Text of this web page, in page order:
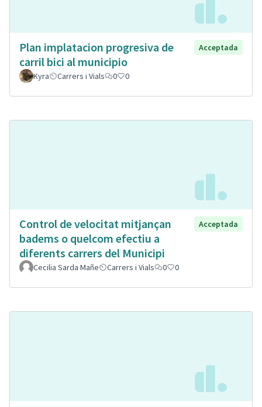
Plan implatacion progresiva de
carril bici al municipio
Acceptada
Kyra Carrers i Vials 0 0
Control de velocitat mitjançan
badems o quelcom efectiu a
diferents carrers del Municipi
Acceptada
Cecilia Sarda Mañe Carrers i Vials 0 0